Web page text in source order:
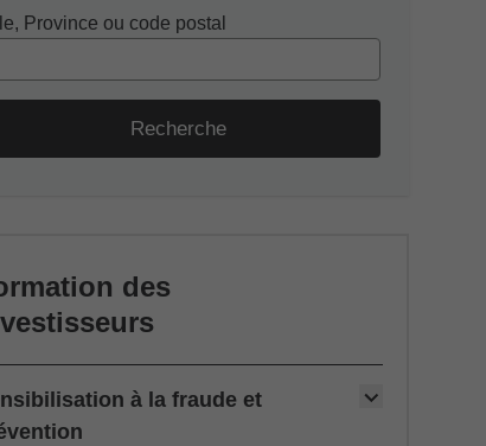
Province ou code postal
Recherche
des
à la fraude et